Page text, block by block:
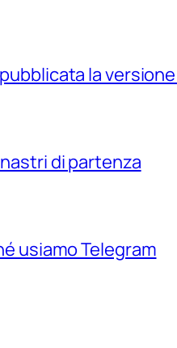
la versione
di partenza
usiamo Telegram